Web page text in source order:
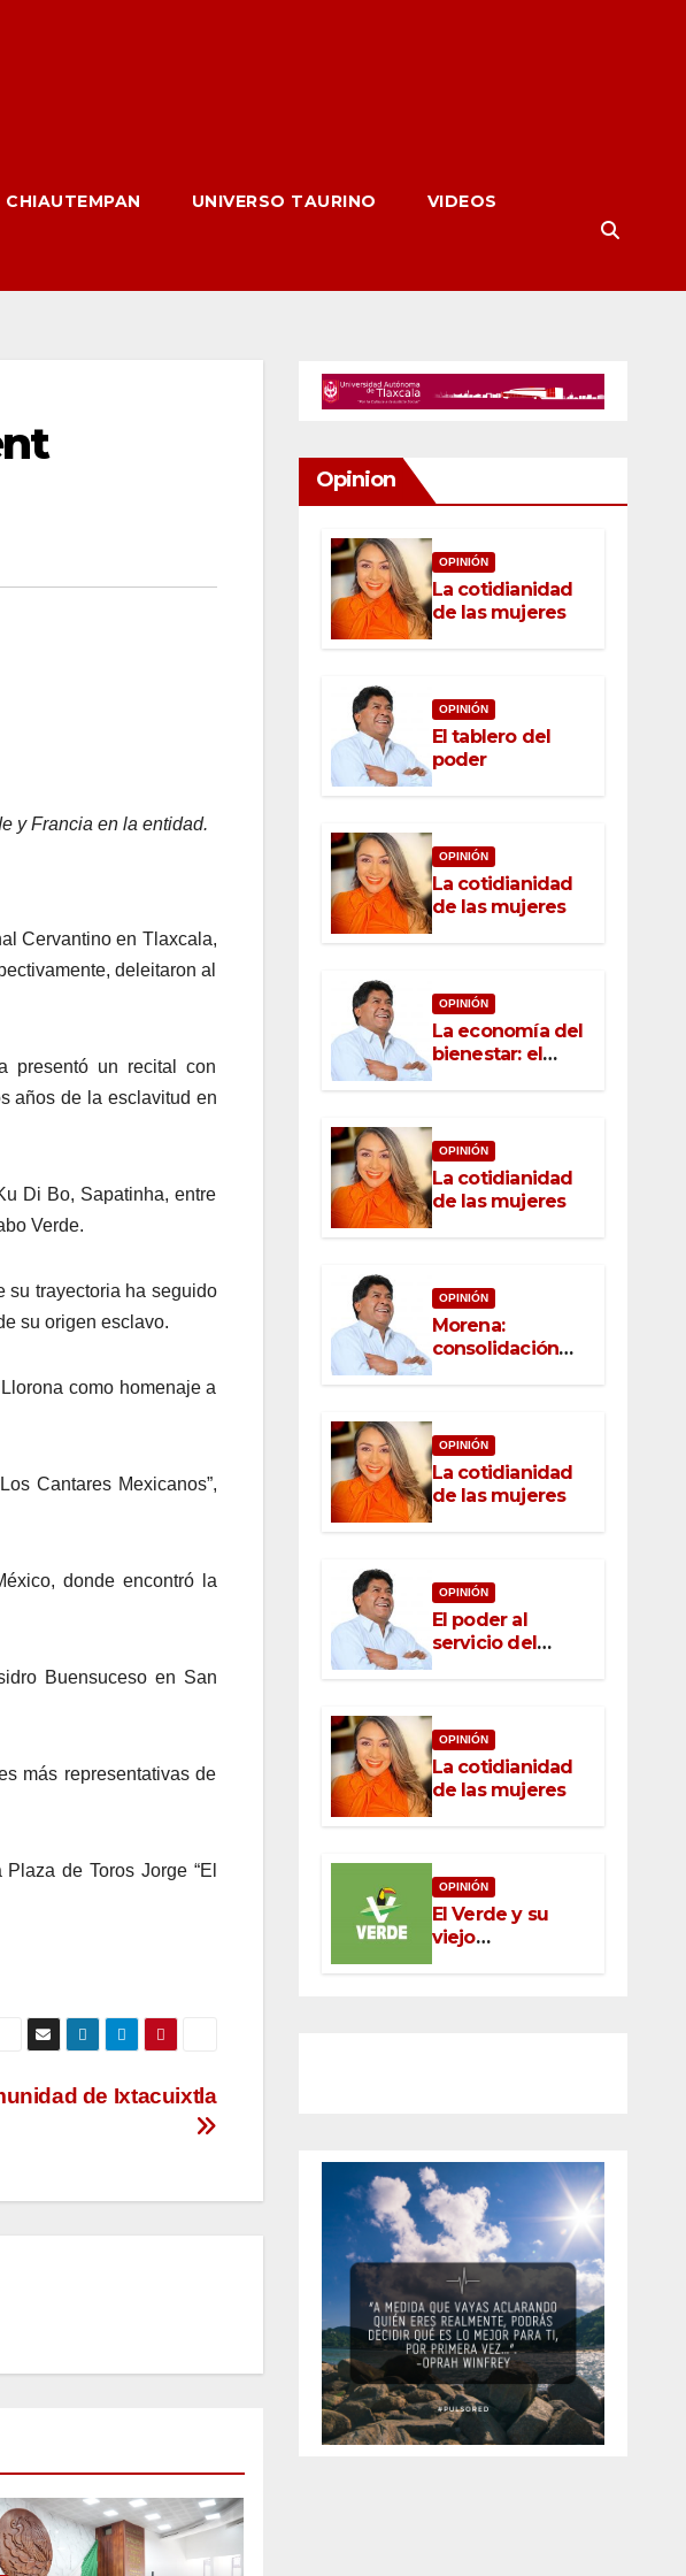
CHIAUTEMPAN UNIVERSO TAURINO VIDEOS
y Francia en la entidad.
Cervantino en Tlaxcala,
deleitaron al
presentó un recital con
años de la esclavitud en
Di Bo, Sapatinha, entre
Verde.
su trayectoria ha seguido
su origen esclavo.
como homenaje a
Cantares Mexicanos”,
donde encontró la
Buensuceso en San
más representativas de
de Toros Jorge “El
de Ixtacuixtla
Opinion
OPINIÓN
La cotidianidad
de las mujeres
OPINIÓN
El tablero del
poder
OPINIÓN
La cotidianidad
de las mujeres
OPINIÓN
La economía del
bienestar: el
nuevo rostro del
OPINIÓN
La cotidianidad
de las mujeres
OPINIÓN
Morena:
consolidación
con raíz, rumbo
OPINIÓN
La cotidianidad
de las mujeres
OPINIÓN
El poder al
servicio del
pueblo: la nueva
México
OPINIÓN
La cotidianidad
de las mujeres
OPINIÓN
El Verde y su
viejo
oportunismo